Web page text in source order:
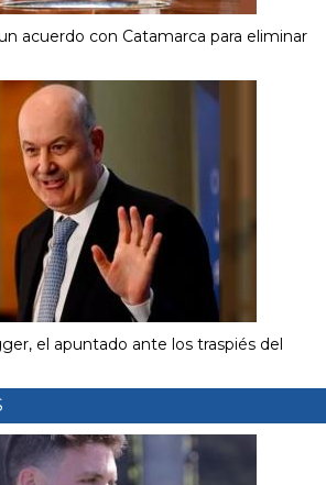
acuerdo con Catamarca para eliminar
el apuntado ante los traspiés del